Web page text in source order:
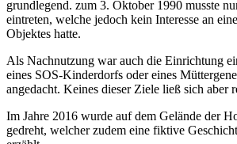
grundlegend. zum 3. Oktober 1990 musste
eintreten, welche jedoch kein Interesse an
Objektes hatte.
Als Nachnutzung war auch die Einrichtung
eines SOS-Kinderdorfs oder eines
angedacht. Keines dieser Ziele ließ sich aber
Im Jahre 2016 wurde auf dem Gelände der
gedreht, welcher zudem eine fiktive